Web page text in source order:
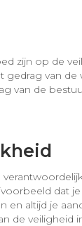
zijn op de
van
van de
dat
en altijd je
de